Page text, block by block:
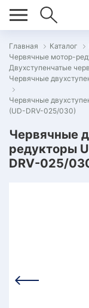
Главная Каталог
Двухступенчатые
Червячные
Червячные
(UD-DRV-025/030)
Червячные
редукторы
DRV-025/